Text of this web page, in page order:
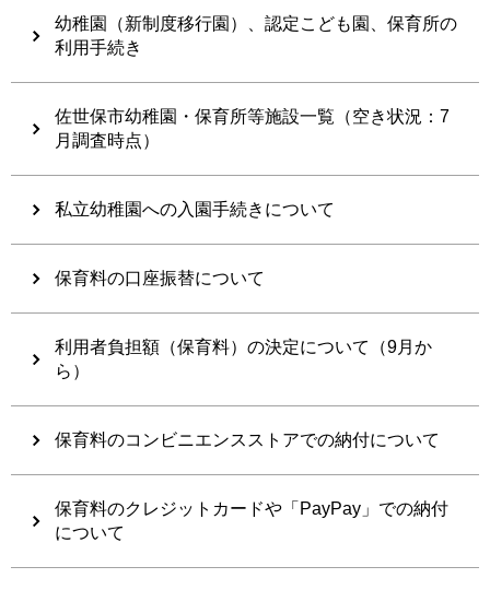
幼稚園（新制度移行園）、認定こども園、保育所の
利用手続き
佐世保市幼稚園・保育所等施設一覧（空き状況：7
月調査時点）
私立幼稚園への入園手続きについて
保育料の口座振替について
利用者負担額（保育料）の決定について（9月か
ら）
保育料のコンビニエンスストアでの納付について
保育料のクレジットカードや「PayPay」での納付
について